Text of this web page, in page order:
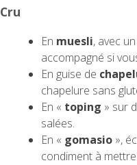
Cru
En muesli, avec
accompagné si
En guise de
chapelure sans
En « toping » sur
salées.
En « gomasio »,
condiment à